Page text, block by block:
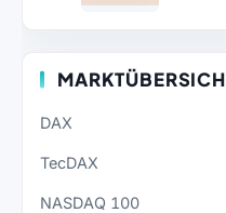
DAX
TecDAX
NASDAQ 100